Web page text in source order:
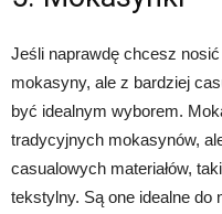
Jeśli naprawdę chcesz
mokasyny, ale z bardziej
być idealnym wyborem.
tradycyjnych mokasynów,
casualowych materiałów,
tekstylny. Są one idealne do